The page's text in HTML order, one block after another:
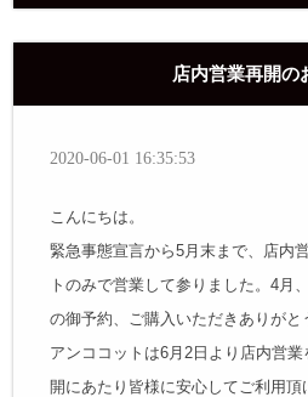
店内営業再開の
2020-06-01 16:35:53
こんにちは。
緊急事態宣言から5月末まで、店内
トのみで営業して参りました。4月
の御予約、ご購入いただきありがと
アンココットは6月2日より店内営
開にあたり皆様に安心してご利用頂